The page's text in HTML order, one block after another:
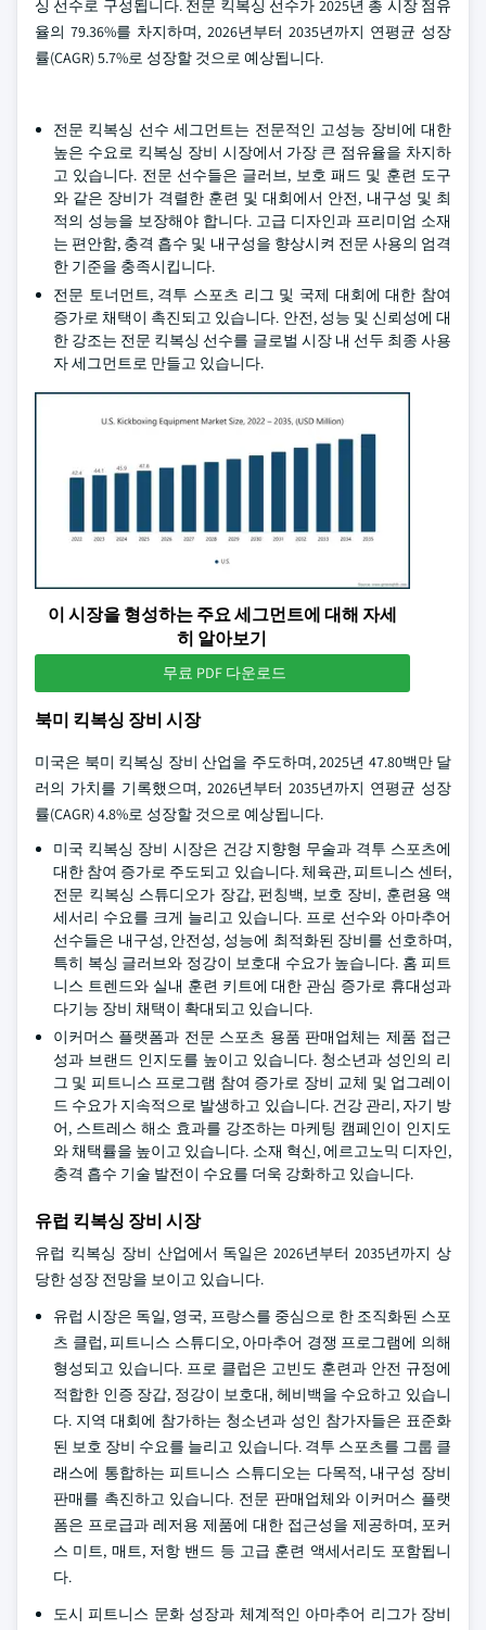
싱 선수로 구성됩니다. 전문 킥복싱 선수가 2025년 총 시장 점유
율의 79.36%를 차지하며, 2026년부터 2035년까지 연평균 성장
률(CAGR) 5.7%로 성장할 것으로 예상됩니다.
전문 킥복싱 선수 세그먼트는 전문적인 고성능 장비에 대한
높은 수요로 킥복싱 장비 시장에서 가장 큰 점유율을 차지하
고 있습니다. 전문 선수들은 글러브, 보호 패드 및 훈련 도구
와 같은 장비가 격렬한 훈련 및 대회에서 안전, 내구성 및 최
적의 성능을 보장해야 합니다. 고급 디자인과 프리미엄 소재
는 편안함, 충격 흡수 및 내구성을 향상시켜 전문 사용의 엄격
한 기준을 충족시킵니다.
전문 토너먼트, 격투 스포츠 리그 및 국제 대회에 대한 참여
증가로 채택이 촉진되고 있습니다. 안전, 성능 및 신뢰성에 대
한 강조는 전문 킥복싱 선수를 글로벌 시장 내 선두 최종 사용
자 세그먼트로 만들고 있습니다.
이 시장을 형성하는 주요 세그먼트에 대해 자세
히 알아보기
무료 PDF 다운로드
북미 킥복싱 장비 시장
미국은 북미 킥복싱 장비 산업을 주도하며, 2025년 47.80백만 달
러의 가치를 기록했으며, 2026년부터 2035년까지 연평균 성장
률(CAGR) 4.8%로 성장할 것으로 예상됩니다.
미국 킥복싱 장비 시장은 건강 지향형 무술과 격투 스포츠에
대한 참여 증가로 주도되고 있습니다. 체육관, 피트니스 센터,
전문 킥복싱 스튜디오가 장갑, 펀칭백, 보호 장비, 훈련용 액
세서리 수요를 크게 늘리고 있습니다. 프로 선수와 아마추어
선수들은 내구성, 안전성, 성능에 최적화된 장비를 선호하며,
특히 복싱 글러브와 정강이 보호대 수요가 높습니다. 홈 피트
니스 트렌드와 실내 훈련 키트에 대한 관심 증가로 휴대성과
다기능 장비 채택이 확대되고 있습니다.
이커머스 플랫폼과 전문 스포츠 용품 판매업체는 제품 접근
성과 브랜드 인지도를 높이고 있습니다. 청소년과 성인의 리
그 및 피트니스 프로그램 참여 증가로 장비 교체 및 업그레이
드 수요가 지속적으로 발생하고 있습니다. 건강 관리, 자기 방
어, 스트레스 해소 효과를 강조하는 마케팅 캠페인이 인지도
와 채택률을 높이고 있습니다. 소재 혁신, 에르고노믹 디자인,
충격 흡수 기술 발전이 수요를 더욱 강화하고 있습니다.
유럽 킥복싱 장비 시장
유럽 킥복싱 장비 산업에서 독일은 2026년부터 2035년까지 상
당한 성장 전망을 보이고 있습니다.
유럽 시장은 독일, 영국, 프랑스를 중심으로 한 조직화된 스포
츠 클럽, 피트니스 스튜디오, 아마추어 경쟁 프로그램에 의해
형성되고 있습니다. 프로 클럽은 고빈도 훈련과 안전 규정에
적합한 인증 장갑, 정강이 보호대, 헤비백을 수요하고 있습니
다. 지역 대회에 참가하는 청소년과 성인 참가자들은 표준화
된 보호 장비 수요를 늘리고 있습니다. 격투 스포츠를 그룹 클
래스에 통합하는 피트니스 스튜디오는 다목적, 내구성 장비
판매를 촉진하고 있습니다. 전문 판매업체와 이커머스 플랫
폼은 프로급과 레저용 제품에 대한 접근성을 제공하며, 포커
스 미트, 매트, 저항 밴드 등 고급 훈련 액세서리도 포함됩니
다.
도시 피트니스 문화 성장과 체계적인 아마추어 리그가 장비